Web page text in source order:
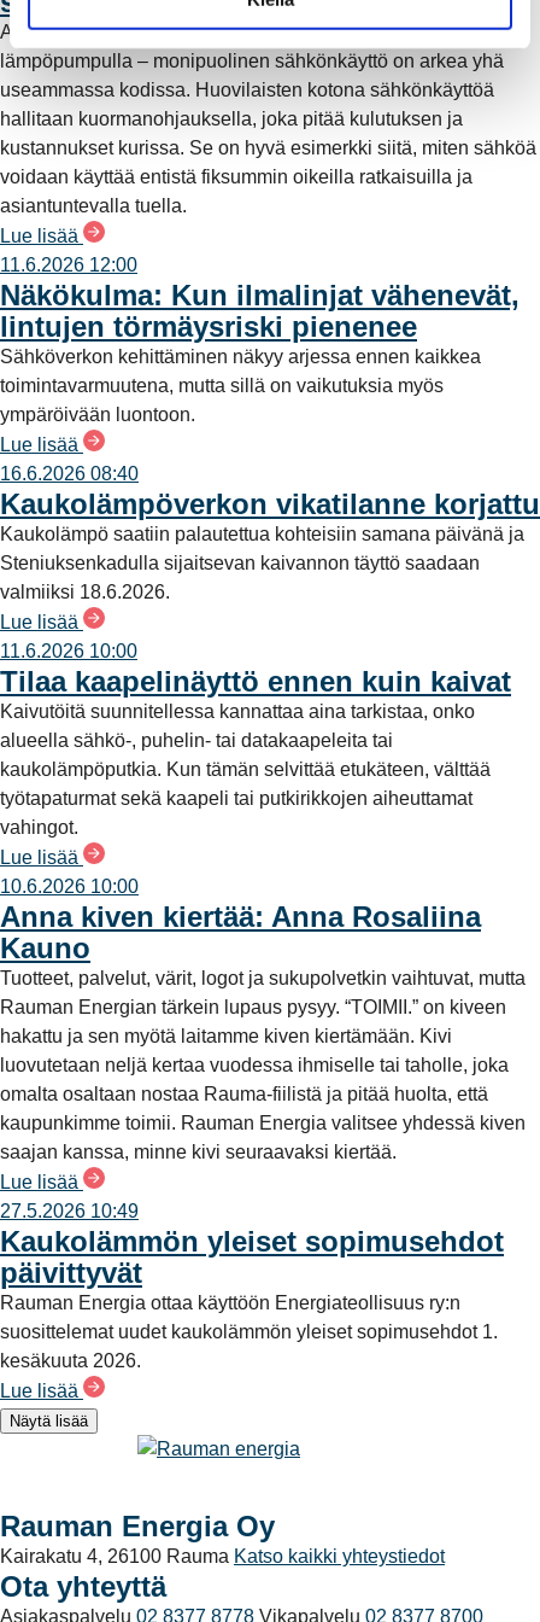
a
Aurinkopaneelit katolla, sähköauto pihassa ja lämmitys
lämpöpumpulla – monipuolinen sähkönkäyttö on arkea yhä
useammassa kodissa. Huovilaisten kotona sähkönkäyttöä
hallitaan kuormanohjauksella, joka pitää kulutuksen ja
kustannukset kurissa. Se on hyvä esimerkki siitä, miten sähköä
voidaan käyttää entistä fiksummin oikeilla ratkaisuilla ja
asiantuntevalla tuella.
Lue lisää
11.6.2026 12:00
Näkökulma: Kun ilmalinjat vähenevät,
lintujen törmäysriski pienenee
Sähköverkon kehittäminen näkyy arjessa ennen kaikkea
toimintavarmuutena, mutta sillä on vaikutuksia myös
ympäröivään luontoon.
Lue lisää
16.6.2026 08:40
Kaukolämpöverkon vikatilanne korjattu
Kaukolämpö saatiin palautettua kohteisiin samana päivänä ja
Steniuksenkadulla sijaitsevan kaivannon täyttö saadaan
valmiiksi 18.6.2026.
Lue lisää
11.6.2026 10:00
Tilaa kaapelinäyttö ennen kuin kaivat
Kaivutöitä suunnitellessa kannattaa aina tarkistaa, onko
alueella sähkö-, puhelin- tai datakaapeleita tai
kaukolämpöputkia. Kun tämän selvittää etukäteen, välttää
työtapaturmat sekä kaapeli tai putkirikkojen aiheuttamat
vahingot.
Lue lisää
10.6.2026 10:00
Anna kiven kiertää: Anna Rosaliina
Kauno
Tuotteet, palvelut, värit, logot ja sukupolvetkin vaihtuvat, mutta
Rauman Energian tärkein lupaus pysyy. “TOIMII.” on kiveen
hakattu ja sen myötä laitamme kiven kiertämään. Kivi
luovutetaan neljä kertaa vuodessa ihmiselle tai taholle, joka
omalta osaltaan nostaa Rauma-fiilistä ja pitää huolta, että
kaupunkimme toimii. Rauman Energia valitsee yhdessä kiven
saajan kanssa, minne kivi seuraavaksi kiertää.
Lue lisää
27.5.2026 10:49
Kaukolämmön yleiset sopimusehdot
päivittyvät
Rauman Energia ottaa käyttöön Energiateollisuus ry:n
suosittelemat uudet kaukolämmön yleiset sopimusehdot 1.
kesäkuuta 2026.
Lue lisää
Näytä lisää
Rauman Energia Oy
Kairakatu 4, 26100 Rauma Katso kaikki yhteystiedot
Ota yhteyttä
Asiakaspalvelu 02 8377 8778 Vikapalvelu 02 8377 8700